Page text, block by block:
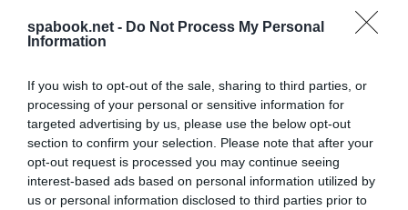
spabook.net - Do Not Process My Personal
Information
If you wish to opt-out of the sale, sharing to third parties, or
processing of your personal or sensitive information for
targeted advertising by us, please use the below opt-out
section to confirm your selection. Please note that after your
opt-out request is processed you may continue seeing
interest-based ads based on personal information utilized by
us or personal information disclosed to third parties prior to